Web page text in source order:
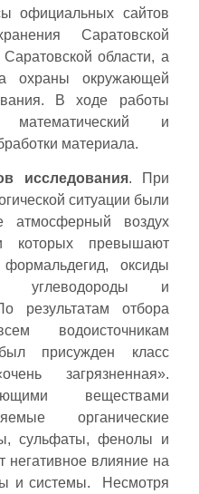
официальных сайтов
Саратовской
области, а
охраны окружающей
В ходе работы
и
материала.
исследования. При
ситуации были
атмосферный воздух
которых превышают
оксиды
углеводороды и
результатам отбора
водоисточникам
присужден класс
загрязненная».
веществами
органические
сульфаты, фенолы и
влияние на
и системы. Несмотря